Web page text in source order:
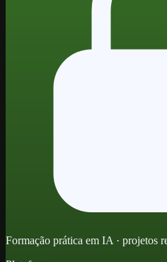
Formação prática em IA · projetos